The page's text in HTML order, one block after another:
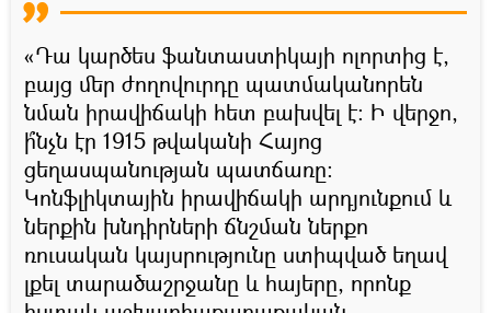
«Դա կարծես ֆանտաստիկայի ոլորտից է,
բայց մեր ժողովուրդը պատմականորեն
նման իրավիճակի հետ բախվել է։ Ի վերջո,
ի՞նչն էր 1915 թվականի Հայոց
ցեղասպանության պատճառը:
Կոնֆլիկտային իրավիճակի արդյունքում և
ներքին խնդիրների ճնշման ներքո
ռուսական կայսրությունը ստիպված եղավ
լքել տարածաշրջանը և հայերը, որոնք